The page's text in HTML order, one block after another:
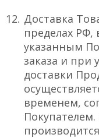
Доставка
пределах РФ,
указанным
заказа и при
доставки
временем,